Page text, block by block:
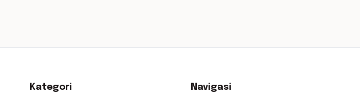
Kategori Navigasi